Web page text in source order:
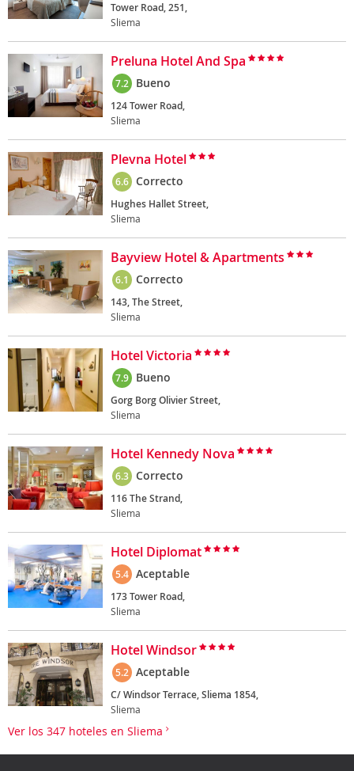
Tower Road, 251,
Sliema
Preluna Hotel And Spa
7.2 Bueno
124 Tower Road,
Sliema
Plevna Hotel
6.6 Correcto
Hughes Hallet Street,
Sliema
Bayview Hotel & Apartments
6.1 Correcto
143, The Street,
Sliema
Hotel Victoria
7.9 Bueno
Gorg Borg Olivier Street,
Sliema
Hotel Kennedy Nova
6.3 Correcto
116 The Strand,
Sliema
Hotel Diplomat
5.4 Aceptable
173 Tower Road,
Sliema
Hotel Windsor
5.2 Aceptable
C/ Windsor Terrace, Sliema 1854,
Sliema
Ver los 347 hoteles en Sliema